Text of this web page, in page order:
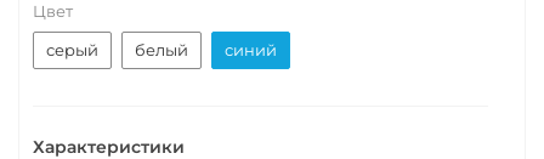
Цвет
серый
белый синий
Характеристики